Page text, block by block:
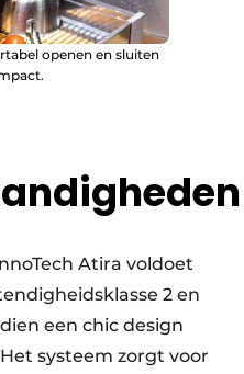
openen en sluiten
Atira voldoet
2 en
een chic design
systeem zorgt voor